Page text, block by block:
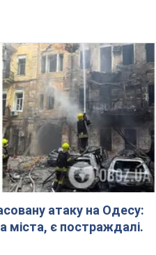
атаку на Одесу:
міста, є постраждалі.
та дрони
на оренду
хто з парламентарів
та хто нею